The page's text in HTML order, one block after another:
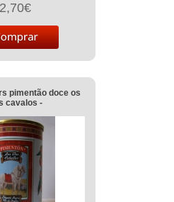
2,70€
pimentão doce os
cavalos -